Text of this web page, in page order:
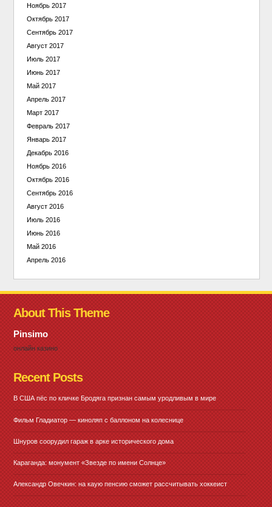
Ноябрь 2017
Октябрь 2017
Сентябрь 2017
Август 2017
Июль 2017
Июнь 2017
Май 2017
Апрель 2017
Март 2017
Февраль 2017
Январь 2017
Декабрь 2016
Ноябрь 2016
Октябрь 2016
Сентябрь 2016
Август 2016
Июль 2016
Июнь 2016
Май 2016
Апрель 2016
About This Theme
Pinsimo
онлайн казино
Recent Posts
В США пёс по кличке Бродяга признан самым уродливым в мире
Фильм Гладиатор — киноляп с баллоном на колеснице
Шнуров соорудил гараж в арке исторического дома
Караганда: монумент «Звезде по имени Солнце»
Александр Овечкин: на каую пенсию сможет рассчитывать хоккеист